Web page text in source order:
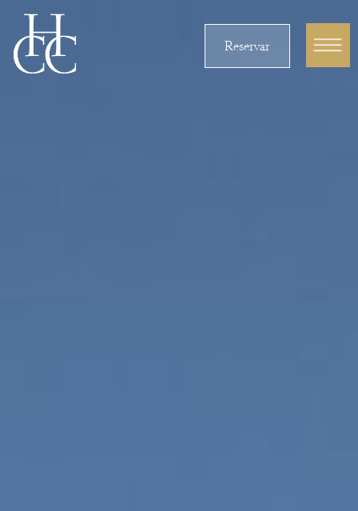
Reservar